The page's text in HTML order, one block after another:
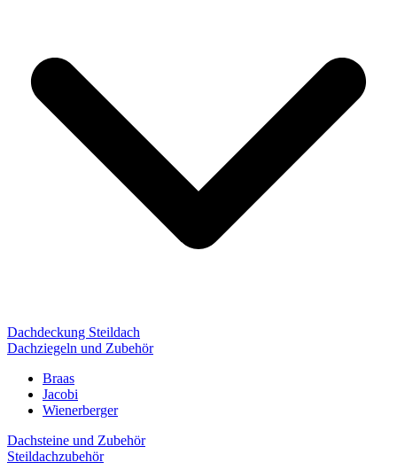
Dachdeckung Steildach
Dachziegeln und Zubehör
Braas
Jacobi
Wienerberger
Dachsteine und Zubehör
Steildachzubehör